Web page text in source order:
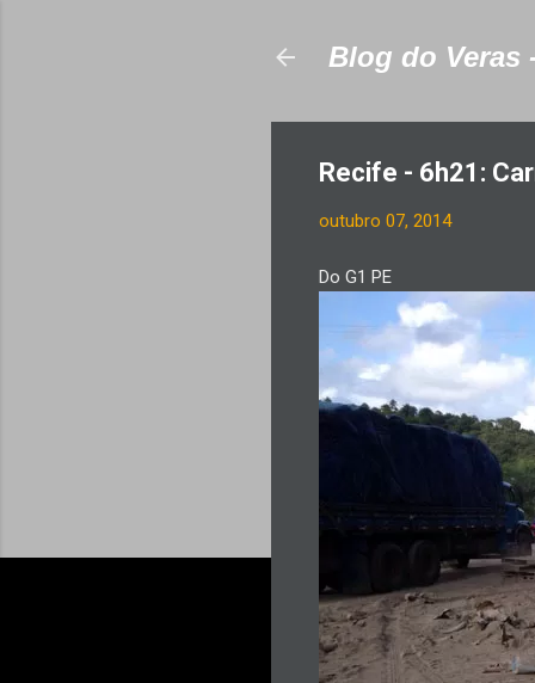
Blog do Veras
Recife - 6h21:
outubro 07, 2014
Do G1 PE